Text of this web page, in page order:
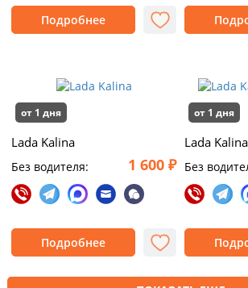
Подробнее
от 1 дня
Lada Kalina
Без водителя: 1 600 ₽
Подробнее
от 1 дня
Lada
Без